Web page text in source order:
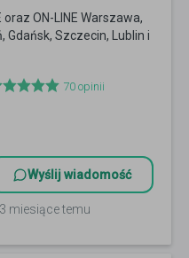
oraz ON-LINE Warszawa,
Gdańsk, Szczecin, Lublin i
70 opinii
Wyślij wiadomość
miesiące temu